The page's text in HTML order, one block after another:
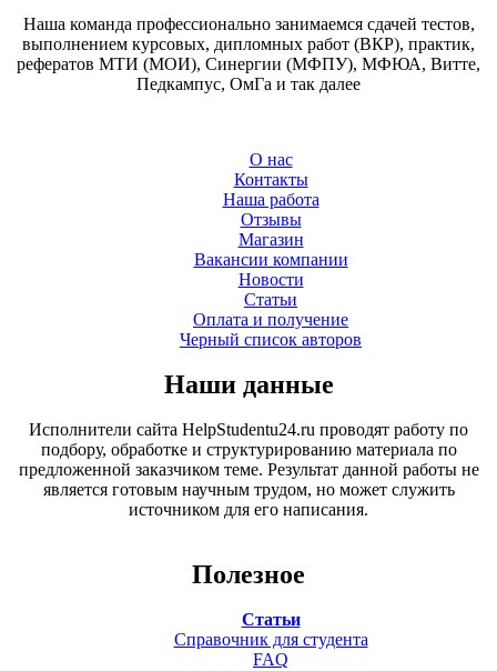
Наша команда профессионально занимаемся сдачей тестов,
выполнением курсовых, дипломных работ (ВКР), практик,
рефератов МТИ (МОИ), Синергии (МФПУ), МФЮА, Витте,
Педкампус, ОмГа и так далее
О нас
Контакты
Наша работа
Отзывы
Магазин
Вакансии компании
Новости
Статьи
Оплата и получение
Черный список авторов
Наши данные
Исполнители сайта HelpStudentu24.ru проводят работу по
подбору, обработке и структурированию материала по
предложенной заказчиком теме. Результат данной работы не
является готовым научным трудом, но может служить
источником для его написания.
Полезное
Статьи
Справочник для студента
FAQ